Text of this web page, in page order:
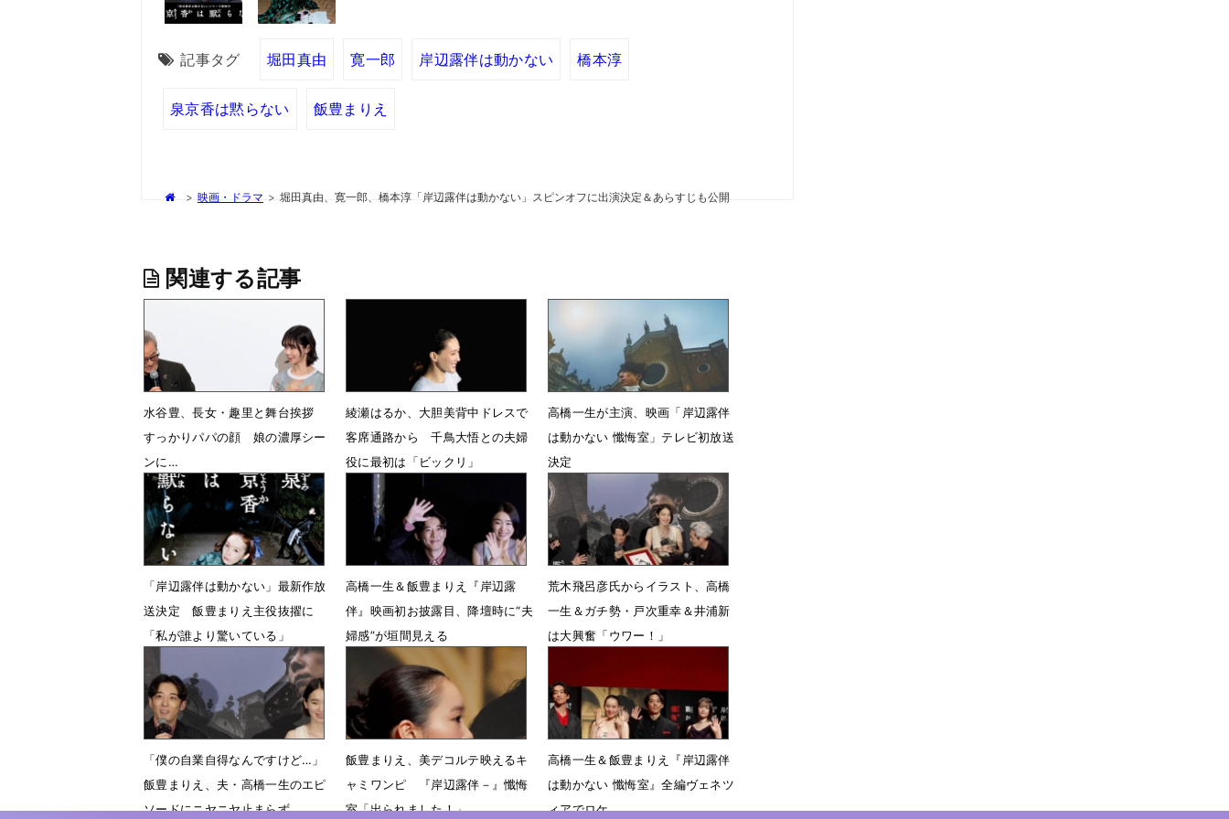
記事タグ 堀田真由 寛一郎 岸辺露伴は動かない 橋本淳
泉京香は黙らない 飯豊まりえ
> 映画・ドラマ > 堀田真由、寛一郎、橋本淳「岸辺露伴は動かない」スピンオフに出演決定＆あらすじも公開
関連する記事
水谷豊、長女・趣里と舞台挨拶
すっかりパパの顔 娘の濃厚シー
ンに…
7月12日 13時07分
綾瀬はるか、大胆美背中ドレスで
客席通路から 千鳥大悟との夫婦
役に最初は「ビックリ」
5月13日 06時43分
高橋一生が主演、映画「岸辺露伴
は動かない 懺悔室」テレビ初放送
決定
「岸辺露伴は動かない」最新作放
送決定 飯豊まりえ主役抜擢に
「私が誰より驚いている」
高橋一生＆飯豊まりえ『岸辺露
伴』映画初お披露目、降壇時に“夫
婦感”が垣間見える
5月13日 10時42分
荒木飛呂彦氏からイラスト、高橋
一生＆ガチ勢・戸次重幸＆井浦新
は大興奮「ウワー！」
「僕の自業自得なんですけど…」
飯豊まりえ、夫・高橋一生のエピ
ソードにニヤニヤ止まらず
飯豊まりえ、美デコルテ映えるキ
ャミワンピ 『岸辺露伴－』懺悔
室「出られました！」
高橋一生＆飯豊まりえ『岸辺露伴
は動かない 懺悔室』全編ヴェネツ
ィアでロケ